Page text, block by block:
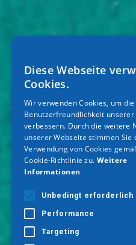
Diese Webseite
Cookies.
Wir verwenden Cookies, um die
Benutzerfreundlichkeit unserer
verbessern. Durch die weitere
unserer Webseite stimmen Sie
Verwendung von Cookies
Cookie-Richtlinie zu. Weitere
Informationen
Unbedingt erforderlich
Performance
Targeting